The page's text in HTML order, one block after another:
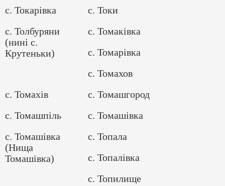
с. Токарівка
с. Токи
с. Толбуряни
(нині с.
Крутеньки)
с. Томаківка
с. Томарівка
с. Томахов
с. Томахів
с. Томашгород
с. Томашпіль
с. Томашівка
с. Томашівка
(Нища
Томашівка)
с. Топала
с. Топалівка
с. Топилище